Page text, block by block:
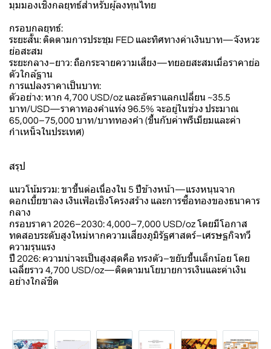
มุมมองเชิงกลยุทธ์สำหรับผู้ลงทุนไทย
กรอบกลยุทธ์:
ระยะสั้น: ติดตามการประชุม FED และทิศทางค่าเงินบาท—จังหวะ
ย่อสะสม
ระยะกลาง–ยาว: ถือกระจายความเสี่ยง—ทยอยสะสมเมื่อราคาย่อ
ตัวใกล้ฐาน
การแปลงราคาเป็นบาท:
ตัวอย่าง: หาก 4,700 USD/oz และอัตราแลกเปลี่ยน ~35.5
บาท/USD—ราคาทองคำแท่ง 96.5% จะอยู่ในช่วง ประมาณ
65,000–75,000 บาท/บาททองคำ (ขึ้นกับค่าพรีเมียมและค่า
กำเหน็จในประเทศ)
สรุป
แนวโน้มรวม: ขาขึ้นต่อเนื่องใน 5 ปีข้างหน้า—แรงหนุนจาก
ดอกเบี้ยขาลง เงินเฟ้อเชิงโครงสร้าง และการซื้อทองของธนาคาร
กลาง
กรอบราคา 2026–2030: 4,000–7,000 USD/oz โดยมีโอกาส
ทดสอบระดับสูงใหม่หากความเสี่ยงภูมิรัฐศาสตร์–เศรษฐกิจทวี
ความรุนแรง
ปี 2026: ความน่าจะเป็นสูงสุดคือ ทรงตัว–ขยับขึ้นเล็กน้อย โดย
เฉลี่ยราว 4,700 USD/oz—ติดตามนโยบายการเงินและค่าเงิน
อย่างใกล้ชิด